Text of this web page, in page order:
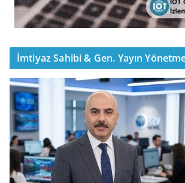
İmtiyaz Sahibi & Gen. Yayın